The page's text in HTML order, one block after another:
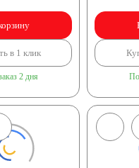
в 1 клик
2 дня